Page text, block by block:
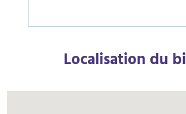
Localisation du